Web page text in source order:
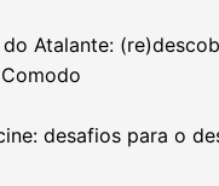
Atalante:
desafios para o